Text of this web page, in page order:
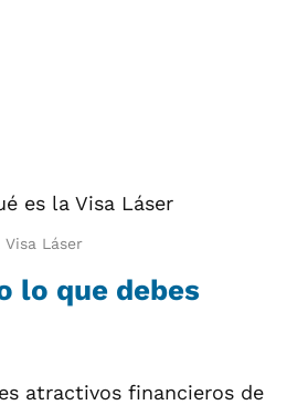
Láser
lo que debes
atractivos financieros de